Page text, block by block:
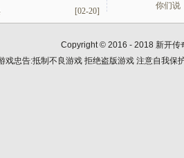
[02-20]
你们说
Copyright © 2016 - 2018 新开传
戏忠告:抵制不良游戏 拒绝盗版游戏 注意自我保